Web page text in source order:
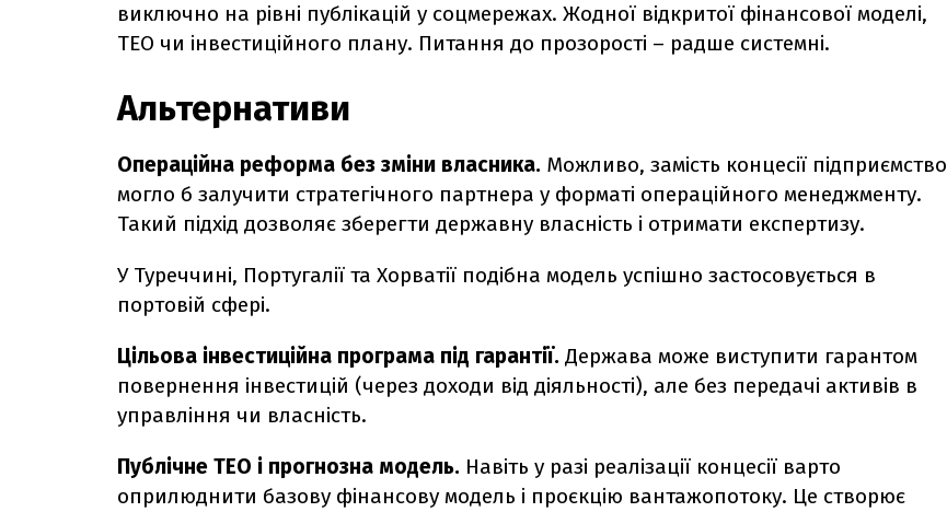
виключно на рівні публікацій у соцмережах. Жодної відкритої фінансової моделі,
ТЕО чи інвестиційного плану. Питання до прозорості – радше системні.
Альтернативи
Операційна реформа без зміни власника. Можливо, замість концесії підприємство
могло б залучити стратегічного партнера у форматі операційного менеджменту.
Такий підхід дозволяє зберегти державну власність і отримати експертизу.
У Туреччині, Португалії та Хорватії подібна модель успішно застосовується в
портовій сфері.
Цільова інвестиційна програма під гарантії. Держава може виступити гарантом
повернення інвестицій (через доходи від діяльності), але без передачі активів в
управління чи власність.
Публічне ТЕО і прогнозна модель. Навіть у разі реалізації концесії варто
оприлюднити базову фінансову модель і проєкцію вантажопотоку. Це створює